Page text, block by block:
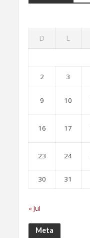
D L
2 3
9 10
16 17
23 24
30
31
« Jul
Meta